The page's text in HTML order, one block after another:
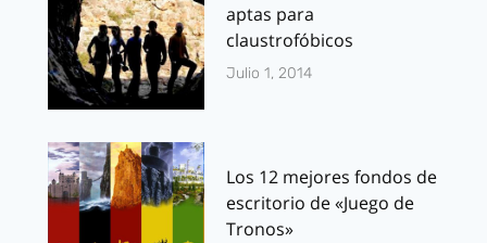
aptas para
claustrofóbicos
Julio 1, 2014
Los 12 mejores fondos de
escritorio de «Juego de
Tronos»